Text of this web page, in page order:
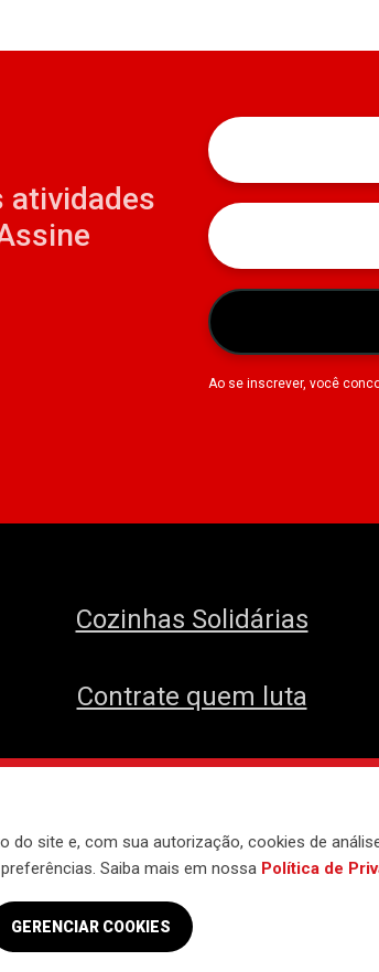
site e, com sua autorização, cookies de
Saiba mais em nossa Política de
GERENCIAR COOKIES
atividades
Ao se inscrever, você
Cozinhas Solidárias
Contrate quem luta
pelo
Política de Privacidade